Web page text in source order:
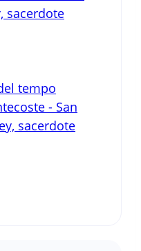
sacerdote
tempo
- San
sacerdote